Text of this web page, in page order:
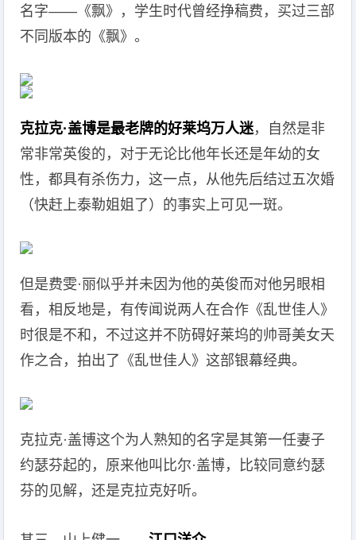
名字——《飘》，学生时代曾经挣稿费，买过三部
不同版本的《飘》。
克拉克·盖博是最老牌的好莱坞万人迷，自然是非
常非常英俊的，对于无论比他年长还是年幼的女
性，都具有杀伤力，这一点，从他先后结过五次婚
（快赶上泰勒姐姐了）的事实上可见一斑。
但是费雯·丽似乎并未因为他的英俊而对他另眼相
看，相反地是，有传闻说两人在合作《乱世佳人》
时很是不和，不过这并不防碍好莱坞的帅哥美女天
作之合，拍出了《乱世佳人》这部银幕经典。
克拉克·盖博这个为人熟知的名字是其第一任妻子
约瑟芬起的，原来他叫比尔·盖博，比较同意约瑟
芬的见解，还是克拉克好听。